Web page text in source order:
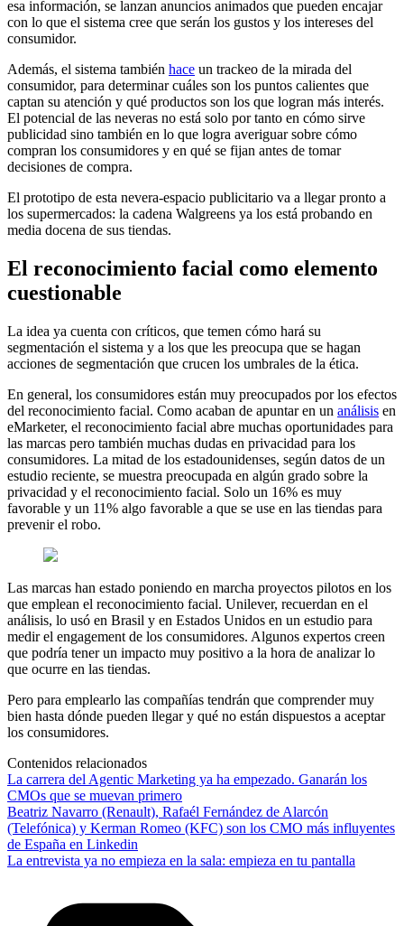
esa información, se lanzan anuncios animados que pueden encajar
con lo que el sistema cree que serán los gustos y los intereses del
consumidor.
Además, el sistema también hace un trackeo de la mirada del
consumidor, para determinar cuáles son los puntos calientes que
captan su atención y qué productos son los que logran más interés.
El potencial de las neveras no está solo por tanto en cómo sirve
publicidad sino también en lo que logra averiguar sobre cómo
compran los consumidores y en qué se fijan antes de tomar
decisiones de compra.
El prototipo de esta nevera-espacio publicitario va a llegar pronto a
los supermercados: la cadena Walgreens ya los está probando en
media docena de sus tiendas.
El reconocimiento facial como elemento
cuestionable
La idea ya cuenta con críticos, que temen cómo hará su
segmentación el sistema y a los que les preocupa que se hagan
acciones de segmentación que crucen los umbrales de la ética.
En general, los consumidores están muy preocupados por los efectos
del reconocimiento facial. Como acaban de apuntar en un análisis en
eMarketer, el reconocimiento facial abre muchas oportunidades para
las marcas pero también muchas dudas en privacidad para los
consumidores. La mitad de los estadounidenses, según datos de un
estudio reciente, se muestra preocupada en algún grado sobre la
privacidad y el reconocimiento facial. Solo un 16% es muy
favorable y un 11% algo favorable a que se use en las tiendas para
prevenir el robo.
Las marcas han estado poniendo en marcha proyectos pilotos en los
que emplean el reconocimiento facial. Unilever, recuerdan en el
análisis, lo usó en Brasil y en Estados Unidos en un estudio para
medir el engagement de los consumidores. Algunos expertos creen
que podría tener un impacto muy positivo a la hora de analizar lo
que ocurre en las tiendas.
Pero para emplearlo las compañías tendrán que comprender muy
bien hasta dónde pueden llegar y qué no están dispuestos a aceptar
los consumidores.
Contenidos relacionados
La carrera del Agentic Marketing ya ha empezado. Ganarán los
CMOs que se muevan primero
Beatriz Navarro (Renault), Rafaél Fernández de Alarcón
(Telefónica) y Kerman Romeo (KFC) son los CMO más influyentes
de España en Linkedin
La entrevista ya no empieza en la sala: empieza en tu pantalla